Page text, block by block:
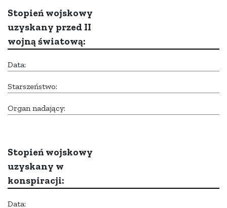
Stopień wojskowy
uzyskany przed II
wojną światową:
Data:
Starszeństwo:
Organ nadający:
Stopień wojskowy
uzyskany w
konspiracji:
Data: